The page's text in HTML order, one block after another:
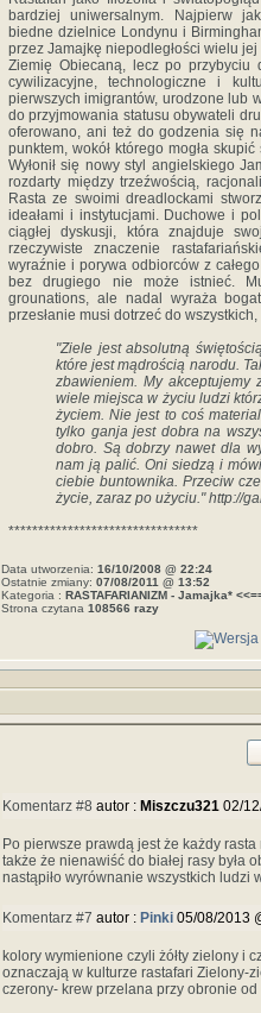
bardziej uniwersalnym. Najpierw
biedne dzielnice Londynu i
przez Jamajkę niepodległości wielu
Ziemię Obiecaną, lecz po przybyciu
cywilizacyjne, technologiczne i
pierwszych imigrantów, urodzone lub
do przyjmowania statusu obywateli
oferowano, ani też do godzenia się
punktem, wokół którego mogła
Wyłonił się nowy styl angielskiego
rozdarty między trzeźwością,
Rasta ze swoimi dreadlockami
ideałami i instytucjami. Duchowe i
ciągłej dyskusji, która znajduje
rzeczywiste znaczenie
wyraźnie i porywa odbiorców z
bez drugiego nie może istnieć.
grounations, ale nadal wyraża
przesłanie musi dotrzeć do
"Ziele jest absolutną
które jest mądrością narodu.
zbawieniem. My
wiele miejsca w życiu ludzi
życiem. Nie jest to coś
tylko ganja jest dobra na
dobro. Są dobrzy nawet dla
nam ją palić. Oni siedzą i
ciebie buntownika. Przeciw
życie, zaraz po użyciu." http://
********************************
Data utworzenia: 16/10/2008 @ 22:24
Ostatnie zmiany: 07/08/2011 @ 13:52
Kategoria : RASTAFARIANIZM - Jamajka*
Strona czytana 108566 razy
Komentarz #8 autor : Miszczu321 02/
Po pierwsze prawdą jest że każdy
także że nienawiść do białej rasy była
nastąpiło wyrównanie wszystkich ludzi
Komentarz #7 autor : Pinki 05/08/2013
kolory wymienione czyli żółty zielony i
oznaczają w kulturze rastafari Zielony-
czerony- krew przelana przy obronie